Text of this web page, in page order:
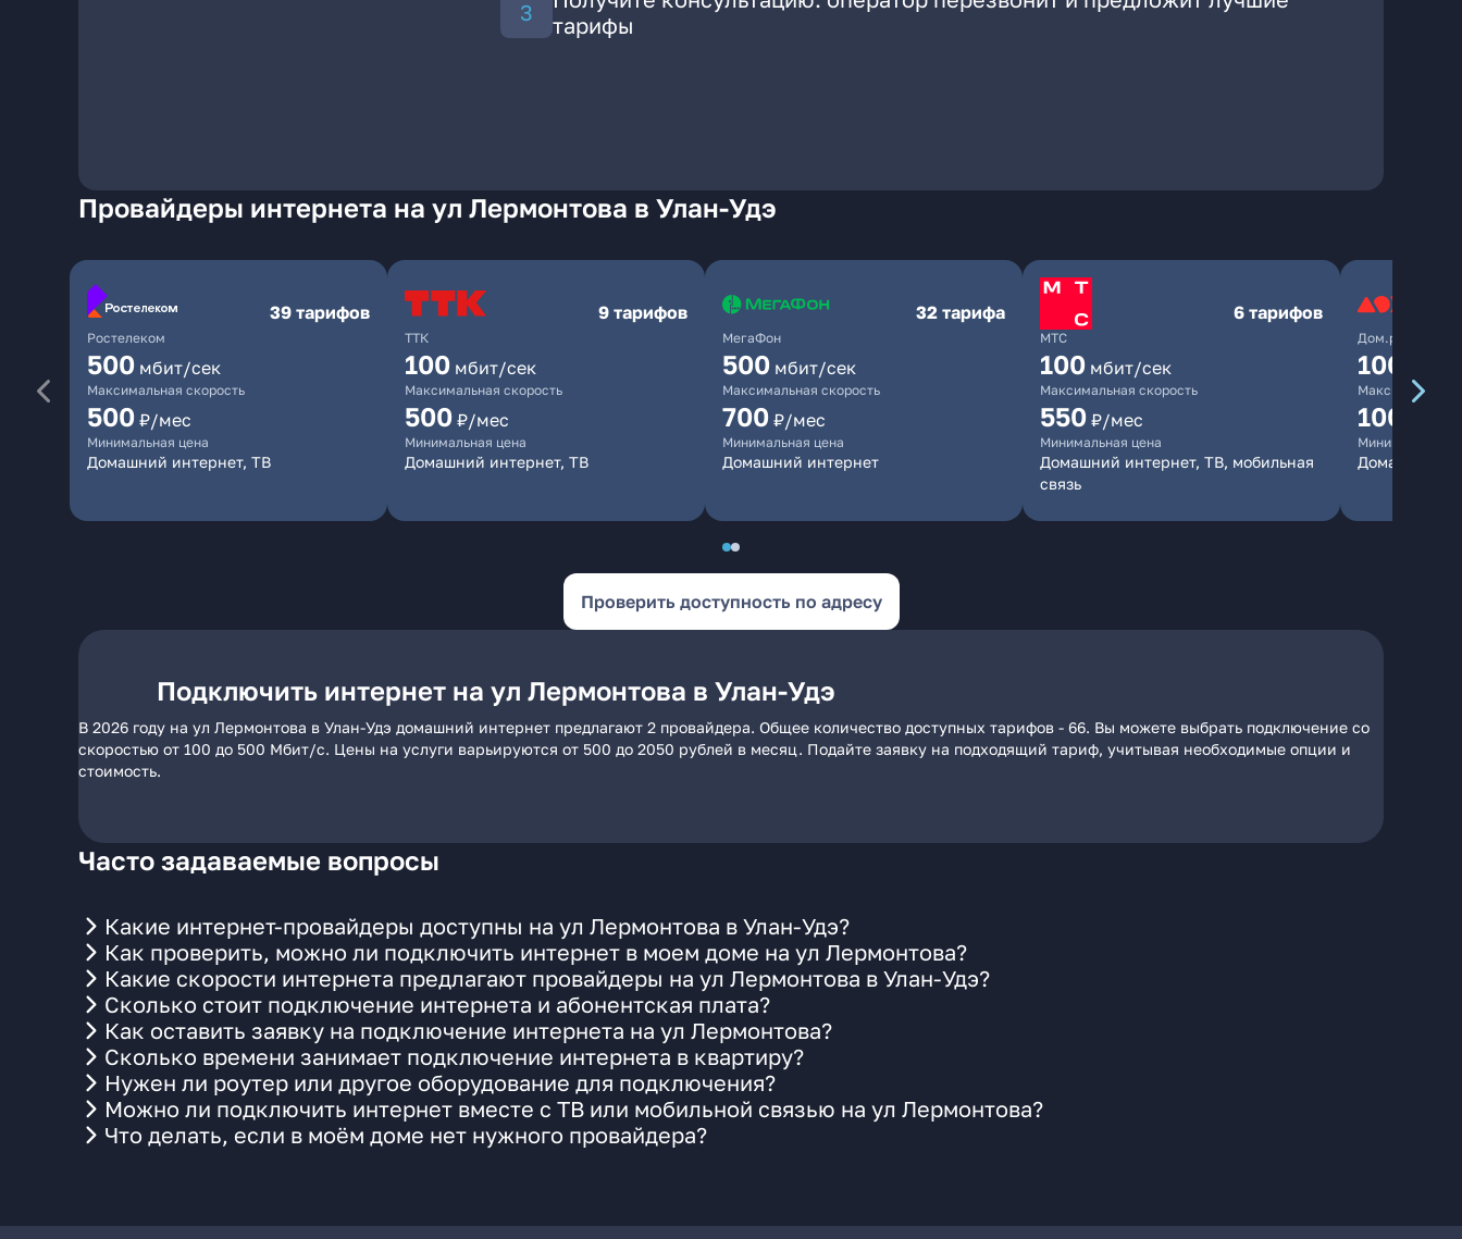
тарифы
Провайдеры интернета на ул Лермонтова в Улан-Удэ
Ростелеком
39 тарифов
500 мбит/сек
Максимальная скорость
500 ₽/мес
Минимальная цена
Домашний интернет, ТВ
ТТК
9 тарифов
100 мбит/сек
Максимальная скорость
500 ₽/мес
Минимальная цена
Домашний интернет, ТВ
МегаФон
32 тарифа
500 мбит/сек
Максимальная скорость
700 ₽/мес
Минимальная цена
Домашний интернет
МТС
6 тарифов
100 мбит/сек
Максимальная скорость
550 ₽/мес
Минимальная цена
Домашний интернет, ТВ, мобильная
связь
Дом.ру
1000
Максимальная
1000
Минимальная
Домашний
Проверить доступность по адресу
Подключить интернет на ул Лермонтова в Улан-Удэ
В 2026 году на ул Лермонтова в Улан-Удэ домашний интернет предлагают 2 провайдера. Общее количество доступных тарифов - 66. Вы можете выбрать подключение со
скоростью от 100 до 500 Мбит/с. Цены на услуги варьируются от 500 до 2050 рублей в месяц. Подайте заявку на подходящий тариф, учитывая необходимые опции и
стоимость.
Часто задаваемые вопросы
Какие интернет-провайдеры доступны на ул Лермонтова в Улан-Удэ?
Как проверить, можно ли подключить интернет в моем доме на ул Лермонтова?
Какие скорости интернета предлагают провайдеры на ул Лермонтова в Улан-Удэ?
Сколько стоит подключение интернета и абонентская плата?
Как оставить заявку на подключение интернета на ул Лермонтова?
Сколько времени занимает подключение интернета в квартиру?
Нужен ли роутер или другое оборудование для подключения?
Можно ли подключить интернет вместе с ТВ или мобильной связью на ул Лермонтова?
Что делать, если в моём доме нет нужного провайдера?